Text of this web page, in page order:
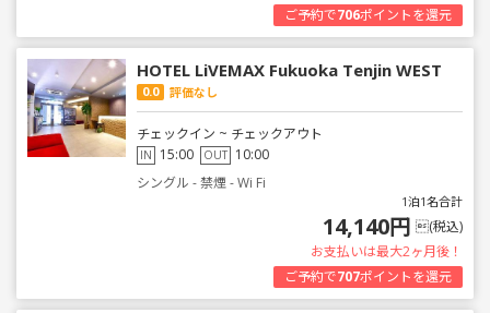
ご予約で706ポイントを還元
HOTEL LiVEMAX Fukuoka Tenjin WEST
0.0 評価なし
チェックイン ~ チェックアウト
IN 15:00 OUT 10:00
シングル - 禁煙 - Wi Fi
1泊1名合計
14,140円 (税込)
お支払いは最大2ヶ月後！
ご予約で707ポイントを還元